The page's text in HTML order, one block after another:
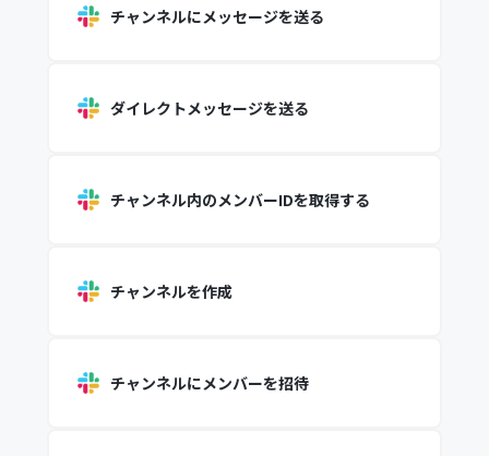
チャンネルにメッセージを送る
ダイレクトメッセージを送る
チャンネル内のメンバーIDを取得する
チャンネルを作成
チャンネルにメンバーを招待